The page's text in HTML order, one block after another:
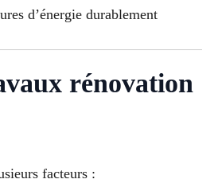
d’énergie durablement
rénovation
facteurs :